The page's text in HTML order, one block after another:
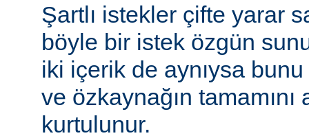
Şartlı istekler çifte yarar
böyle bir istek özgün
iki içerik de aynıysa
ve özkaynağın
kurtulunur.